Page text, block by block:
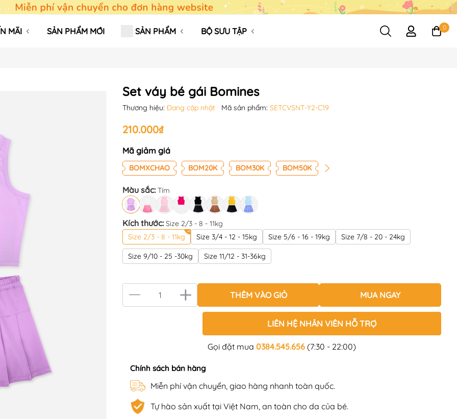
MÃI SẢN PHẨM MỚI SẢN PHẨM BỘ SƯU TẬP 0
Set váy bé gái Bomines
Thương hiệu: Đang cập nhật Mã sản phẩm: SETCVSNT-Y2-C19
210.000₫
Mã giảm giá
BOMXCHAO BOM20K BOM30K BOM50K
Màu sắc:Tím
Kích thước:Size 2/3 - 8 - 11kg
Size 2/3 - 8 - 11kg
Size 3/4 - 12 - 15kg Size 5/6 - 16 - 19kg Size 7/8 - 20 - 24kg
Size 9/10 - 25 -30kg Size 11/12 - 31-36kg
THÊM VÀO GIỎ MUA NGAY
LIÊN HỆ NHÂN VIÊN HỖ TRỢ
Gọi đặt mua 0384.545.656 (7:30 - 22:00)
Chính sách bán hàng
Miễn phí vận chuyển, giao hàng nhanh toàn quốc.
Tự hào sản xuất tại Việt Nam, an toàn cho da của bé.